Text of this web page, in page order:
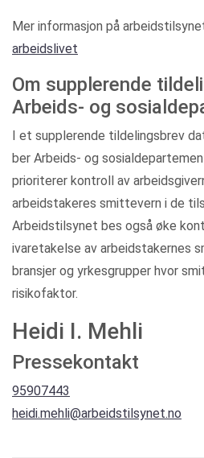
Mer informasjon på
arbeidslivet
Om supplerende
Arbeids- og
I et supplerende tildelingsbrev
ber Arbeids- og
prioriterer kontroll av
arbeidstakeres smittevern i de
Arbeidstilsynet bes også øke
ivaretakelse av arbeidstakernes
bransjer og yrkesgrupper hvor
risikofaktor.
Heidi I. Mehli
Pressekontakt
95907443
heidi.mehli@arbeidstilsynet.no